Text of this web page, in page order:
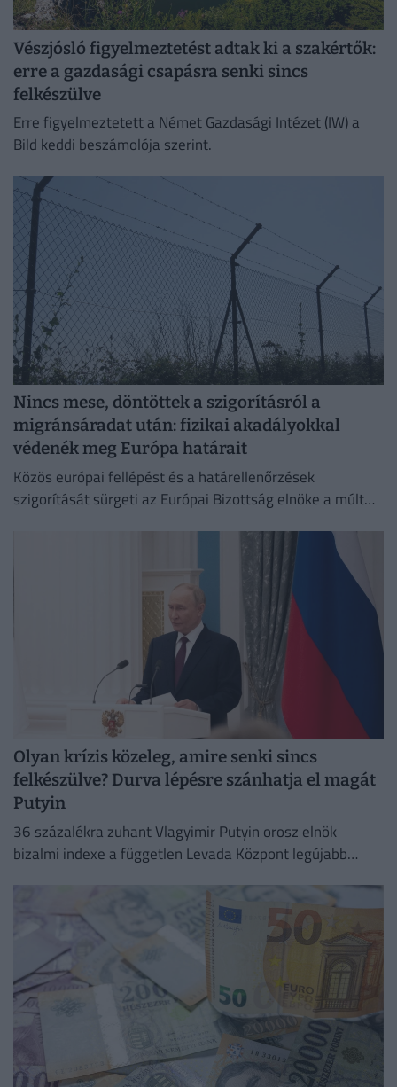
Vészjósló figyelmeztetést adtak ki a szakértők:
erre a gazdasági csapásra senki sincs
felkészülve
Erre figyelmeztetett a Német Gazdasági Intézet (IW) a
Bild keddi beszámolója szerint.
Nincs mese, döntöttek a szigorításról a
migránsáradat után: fizikai akadályokkal
védenék meg Európa határait
Közös európai fellépést és a határellenőrzések
szigorítását sürgeti az Európai Bizottság elnöke a múlt
Olyan krízis közeleg, amire senki sincs
felkészülve? Durva lépésre szánhatja el magát
Putyin
36 százalékra zuhant Vlagyimir Putyin orosz elnök
bizalmi indexe a független Levada Központ legújabb